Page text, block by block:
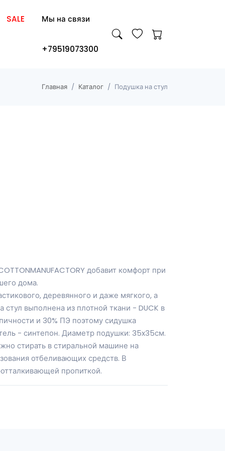
SALE Мы на связи
+79519073300
Главная Каталог Подушка на стул
добавит комфорт при
дома.
деревянного и даже мягкого, а
выполнена из плотной ткани - DUCK в
и 30% ПЭ поэтому сидушка
- синтепон. Диаметр подушки: 35x35см.
стирать в стиральной машине на
отбеливающих средств. В
пропиткой.